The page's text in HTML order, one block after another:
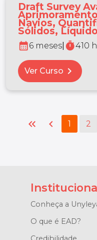
Draft Survey
Navios,
Sólidos,
calendar_month6 meses timer410
Ver Curso chevron_right
keyboard_double_arrow_left chevron_left 1 2
Conheça a
O que é EAD?